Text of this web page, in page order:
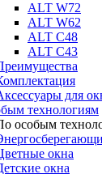
ALT W72
ALT W62
ALT С48
ALT С43
для
технологиям
особым
окна
окна